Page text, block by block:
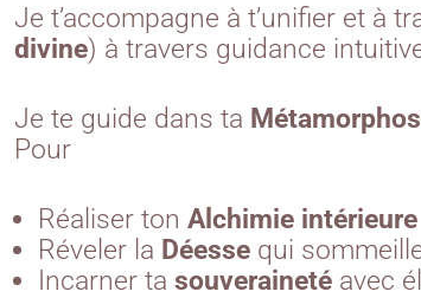
Je t’accompagne à t’unifier et à
divine) à travers guidance
Je te guide dans ta
Pour
Réaliser ton Alchimie intérieure
Réveler la Déesse qui
Incarner ta souveraineté avec